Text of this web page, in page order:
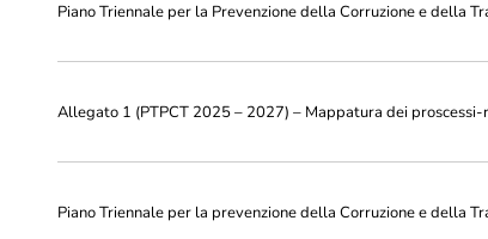
Piano Triennale per la Prevenzione della Corruzione e della
Allegato 1 (PTPCT 2025 – 2027) – Mappatura dei proscessi-
Piano Triennale per la prevenzione della Corruzione e della